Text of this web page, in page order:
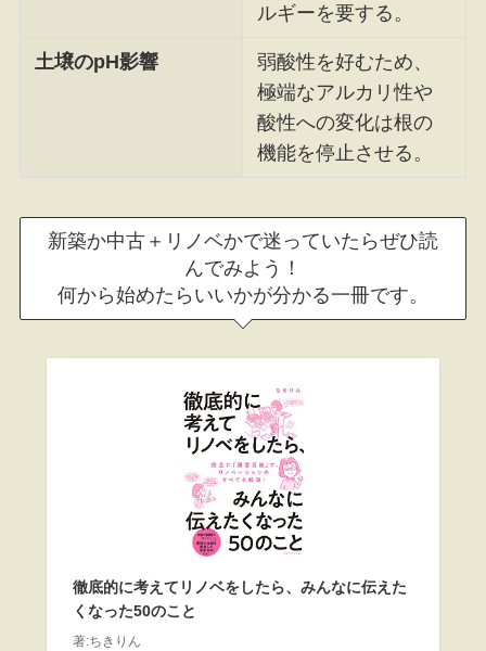
ルギーを要する。
土壌のpH影響
弱酸性を好むため、
極端なアルカリ性や
酸性への変化は根の
機能を停止させる。
新築か中古＋リノベかで迷っていたらぜひ読
んでみよう！
何から始めたらいいかが分かる一冊です。
徹底的に考えてリノベをしたら、みんなに伝えた
くなった50のこと
著:ちきりん